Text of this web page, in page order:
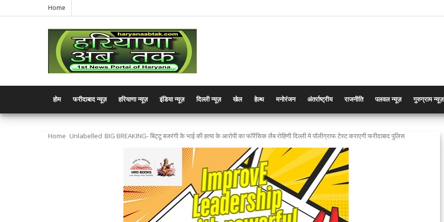
Home
होम फरीदाबाद न्यूज़ हरियाणा न्यूज़ इंडिया न्यूज़ दिल्ली न्यूज़ खेल हेल्थ मनोरंजन अंतर्राष्ट्रीय राजनीति पलवल न्यूज़ गुरुग्राम न्यूज़
Home Unlabelled BIG BREAKING- बिट्टू बजरंगी के भाई की हत्या के आरोपी का फॉरेंसिक लैब रोहिणी दिल्ली मे पॉलीग्राफ टेस्ट कराएगी फरीदाबाद पुलिस